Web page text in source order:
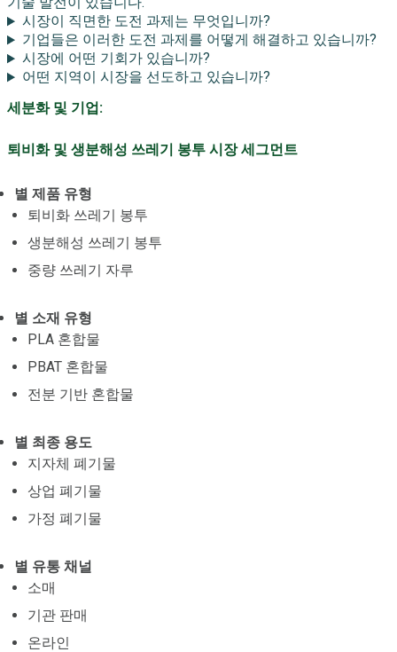
시장이 직면한 도전 과제는 무엇입니까?
기업들은 이러한 도전 과제를 어떻게 해결하고 있습니까?
시장에 어떤 기회가 있습니까?
어떤 지역이 시장을 선도하고 있습니까?
세분화 및 기업:
퇴비화 및 생분해성 쓰레기 봉투 시장 세그먼트
별 제품 유형
퇴비화 쓰레기 봉투
생분해성 쓰레기 봉투
중량 쓰레기 자루
별 소재 유형
PLA 혼합물
PBAT 혼합물
전분 기반 혼합물
별 최종 용도
지자체 폐기물
상업 폐기물
가정 폐기물
별 유통 채널
소매
기관 판매
온라인